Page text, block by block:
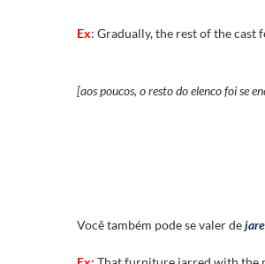
Ex: Gradually, the rest of the cast
[aos poucos, o resto do elenco foi se
Você também pode se valer de